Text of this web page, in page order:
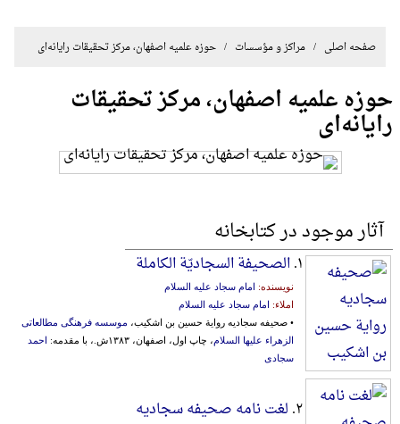
صفحه اصلی / مراکز و مؤسسات / حوزه علمیه اصفهان، مرکز تحقیقات رایانه‌ای
حوزه علمیه اصفهان، مرکز تحقیقات
رایانه‌ای
آثار موجود در کتابخانه
۱. الصحیفة السجادیّة الکاملة
نویسنده: امام سجاد علیه السلام
املاء: امام سجاد علیه السلام
• صحیفه سجادیه روایة حسین بن اشکیب، موسسه فرهنگی مطالعاتی
الزهراء علیها السلام، چاپ اول، اصفهان، ۱۳۸۳ش.، با مقدمه:
احمد
سجادی
۲. لغت نامه صحیفه سجادیه